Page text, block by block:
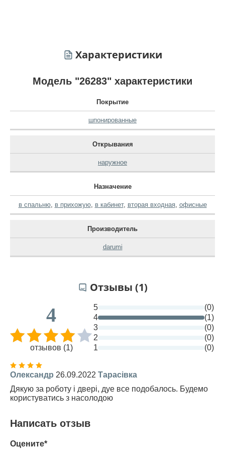
Характеристики
Модель "26283" характеристики
Покрытие
шпонированные
Открывания
наружное
Назначение
в спальню, в прихожую, в кабинет, вторая входная, офисные
Производитель
darumi
Отзывы (1)
4
отзывов (1)
5
(0)
4
(1)
3
(0)
2
(0)
1
(0)
Олександр 26.09.2022 Тарасівка
Дякую за роботу і двері, дуе все подобалось. Будемо
користуватись з насолодою
Написать отзыв
Оцените*